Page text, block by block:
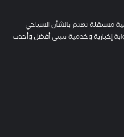
مستقلة تهتم بالشأن السياحي
إخبارية وخدمية تتبنى أفضل وأحدث